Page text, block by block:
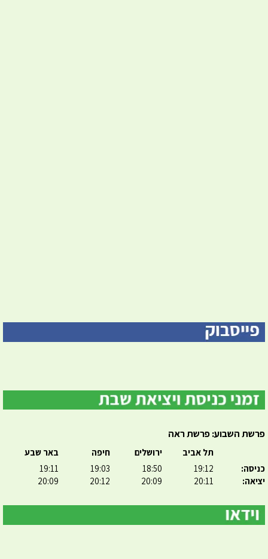
פרשת השבוע: פרשת ראה
כניסה:
יציאה:
תל אביב
19:12
20:11
ירושלים
18:50
20:09
חיפה
19:03
20:12
באר שבע
19:11
20:09